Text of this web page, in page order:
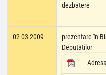
dezbatere
02-03-2009
prezentare în
Deputatilor